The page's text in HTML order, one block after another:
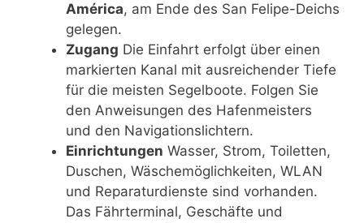
América, am Ende des San Felipe-Deichs
gelegen.
Zugang Die Einfahrt erfolgt über einen
markierten Kanal mit ausreichender Tiefe
für die meisten Segelboote. Folgen Sie
den Anweisungen des Hafenmeisters
und den Navigationslichtern.
Einrichtungen Wasser, Strom, Toiletten,
Duschen, Wäschemöglichkeiten, WLAN
und Reparaturdienste sind vorhanden.
Das Fährterminal, Geschäfte und